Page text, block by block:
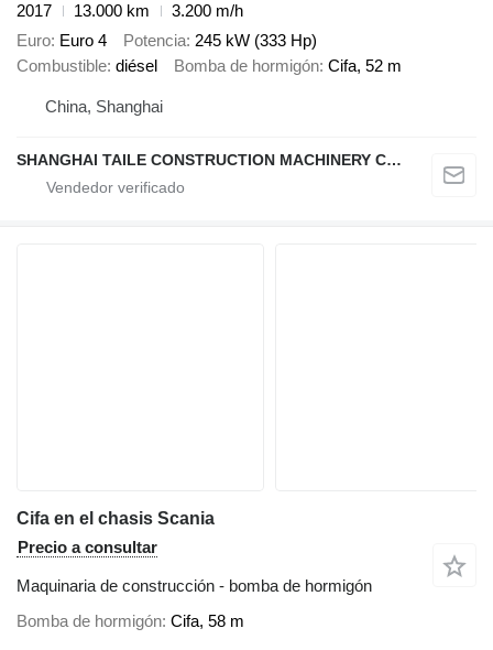
2017
13.000 km
3.200 m/h
Euro Euro 4 Potencia 245 kW (333 Hp)
Combustible diésel Bomba de hormigón Cifa, 52 m
China, Shanghai
SHANGHAI TAILE CONSTRUCTION MACHINERY CO.,LID
Cifa en el chasis Scania
Precio a consultar
Maquinaria de construcción - bomba de hormigón
Bomba de hormigón Cifa, 58 m